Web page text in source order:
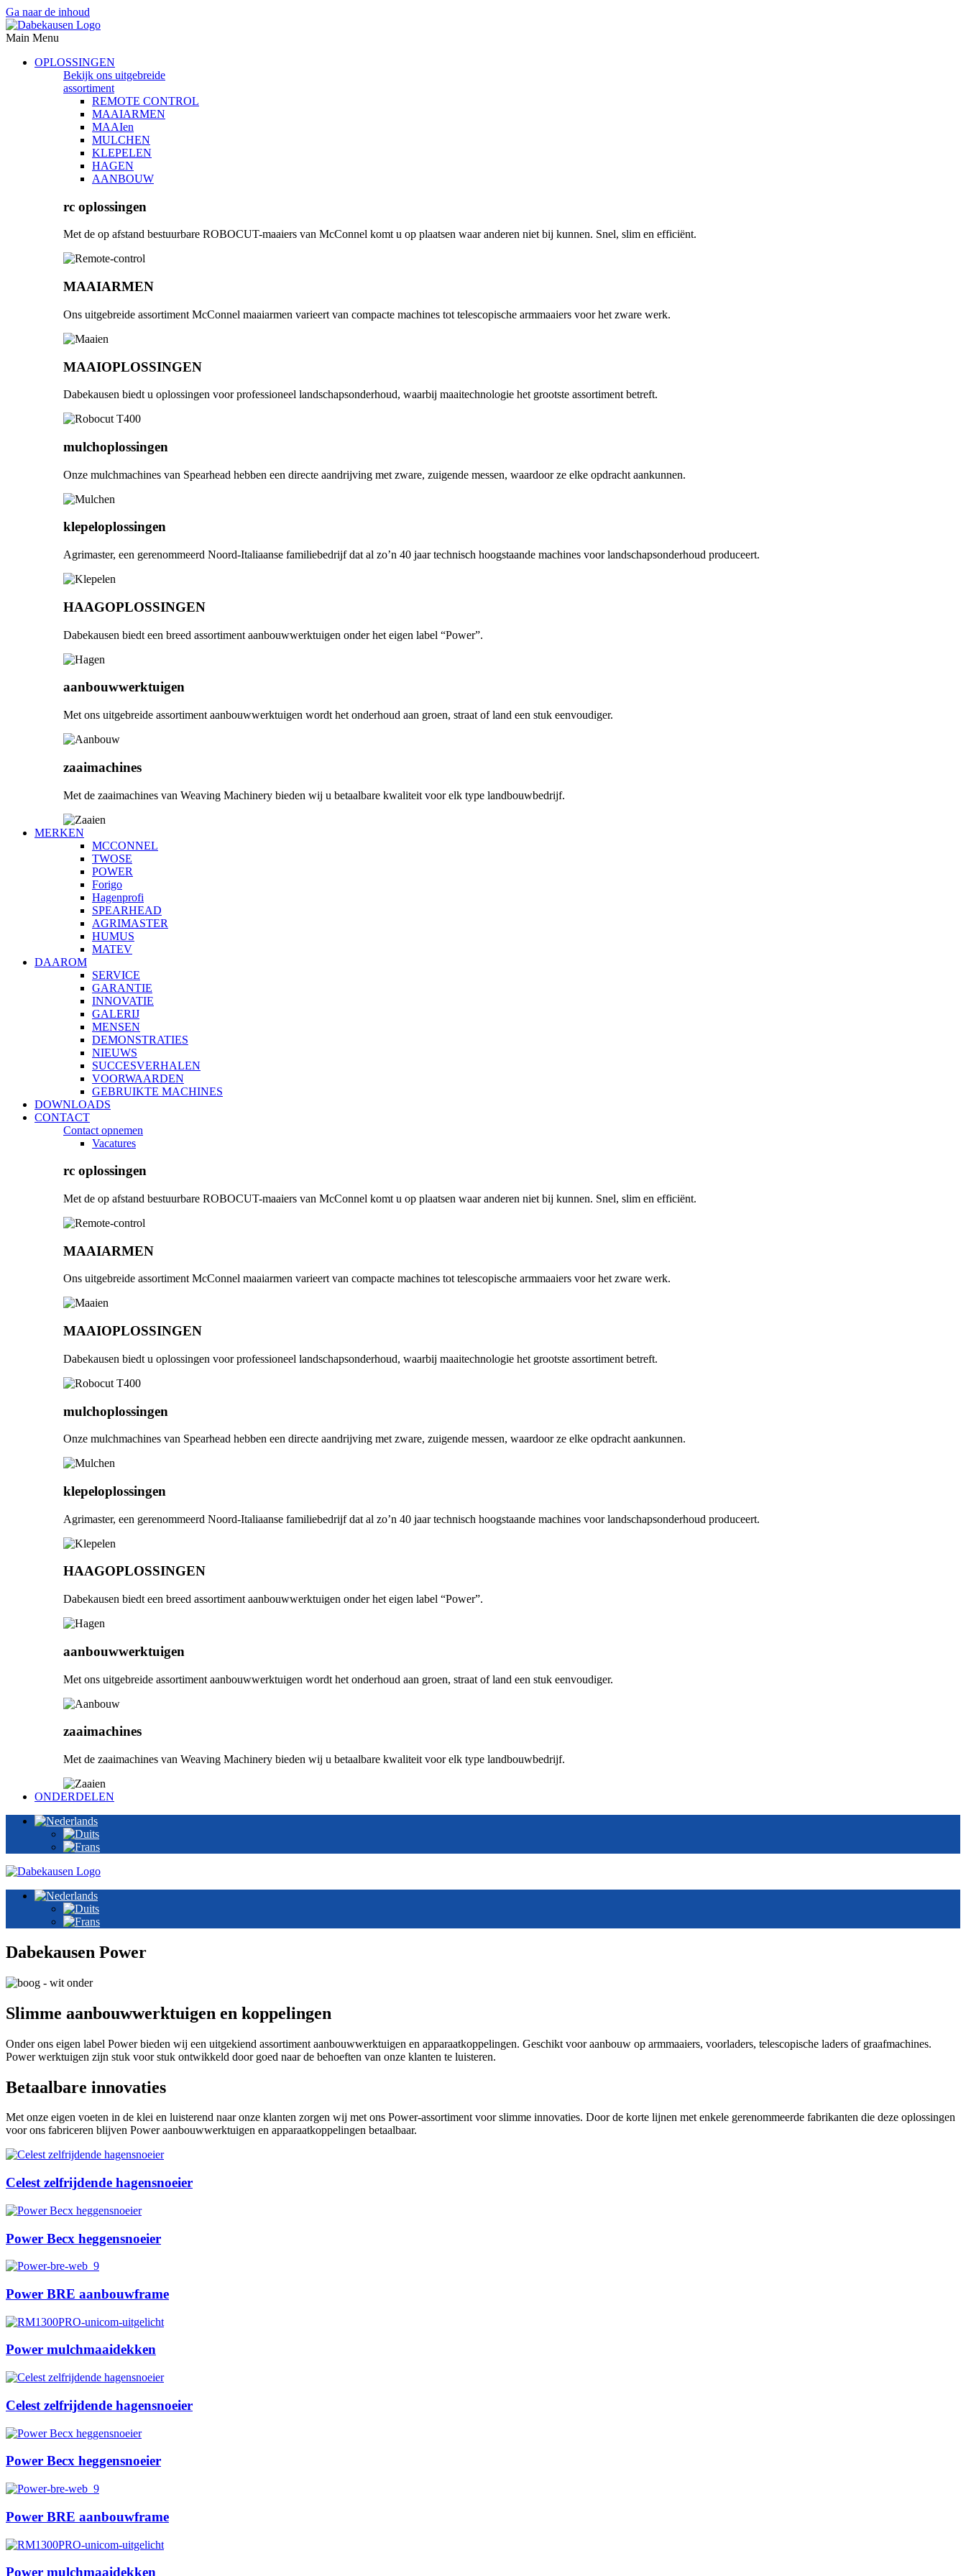
Ga naar de inhoud
Main Menu
OPLOSSINGEN
Bekijk ons uitgebreide
assortiment
REMOTE CONTROL
MAAIARMEN
MAAIen
MULCHEN
KLEPELEN
HAGEN
AANBOUW
rc oplossingen
Met de op afstand bestuurbare ROBOCUT-maaiers van McConnel komt u op plaatsen waar anderen niet bij kunnen. Snel, slim en efficiënt.
MAAIARMEN
Ons uitgebreide assortiment McConnel maaiarmen varieert van compacte machines tot telescopische armmaaiers voor het zware werk.
MAAIOPLOSSINGEN
Dabekausen biedt u oplossingen voor professioneel landschapsonderhoud, waarbij maaitechnologie het grootste assortiment betreft.
mulchoplossingen
Onze mulchmachines van Spearhead hebben een directe aandrijving met zware, zuigende messen, waardoor ze elke opdracht aankunnen.
klepeloplossingen
Agrimaster, een gerenommeerd Noord-Italiaanse familiebedrijf dat al zo’n 40 jaar technisch hoogstaande machines voor landschapsonderhoud produceert.
HAAGOPLOSSINGEN
Dabekausen biedt een breed assortiment aanbouwwerktuigen onder het eigen label “Power”.
aanbouwwerktuigen
Met ons uitgebreide assortiment aanbouwwerktuigen wordt het onderhoud aan groen, straat of land een stuk eenvoudiger.
zaaimachines
Met de zaaimachines van Weaving Machinery bieden wij u betaalbare kwaliteit voor elk type landbouwbedrijf.
MERKEN
MCCONNEL
TWOSE
POWER
Forigo
Hagenprofi
SPEARHEAD
AGRIMASTER
HUMUS
MATEV
DAAROM
SERVICE
GARANTIE
INNOVATIE
GALERIJ
MENSEN
DEMONSTRATIES
NIEUWS
SUCCESVERHALEN
VOORWAARDEN
GEBRUIKTE MACHINES
DOWNLOADS
CONTACT
Contact opnemen
Vacatures
rc oplossingen
Met de op afstand bestuurbare ROBOCUT-maaiers van McConnel komt u op plaatsen waar anderen niet bij kunnen. Snel, slim en efficiënt.
MAAIARMEN
Ons uitgebreide assortiment McConnel maaiarmen varieert van compacte machines tot telescopische armmaaiers voor het zware werk.
MAAIOPLOSSINGEN
Dabekausen biedt u oplossingen voor professioneel landschapsonderhoud, waarbij maaitechnologie het grootste assortiment betreft.
mulchoplossingen
Onze mulchmachines van Spearhead hebben een directe aandrijving met zware, zuigende messen, waardoor ze elke opdracht aankunnen.
klepeloplossingen
Agrimaster, een gerenommeerd Noord-Italiaanse familiebedrijf dat al zo’n 40 jaar technisch hoogstaande machines voor landschapsonderhoud produceert.
HAAGOPLOSSINGEN
Dabekausen biedt een breed assortiment aanbouwwerktuigen onder het eigen label “Power”.
aanbouwwerktuigen
Met ons uitgebreide assortiment aanbouwwerktuigen wordt het onderhoud aan groen, straat of land een stuk eenvoudiger.
zaaimachines
Met de zaaimachines van Weaving Machinery bieden wij u betaalbare kwaliteit voor elk type landbouwbedrijf.
ONDERDELEN
Dabekausen Power
Slimme aanbouwwerktuigen en koppelingen
Onder ons eigen label Power bieden wij een uitgekiend assortiment aanbouwwerktuigen en apparaatkoppelingen. Geschikt voor aanbouw op armmaaiers, voorladers, telescopische laders of graafmachines.
Power werktuigen zijn stuk voor stuk ontwikkeld door goed naar de behoeften van onze klanten te luisteren.
Betaalbare innovaties
Met onze eigen voeten in de klei en luisterend naar onze klanten zorgen wij met ons Power-assortiment voor slimme innovaties. Door de korte lijnen met enkele gerenommeerde fabrikanten die deze oplossingen
voor ons fabriceren blijven Power aanbouwwerktuigen en apparaatkoppelingen betaalbaar.
Celest zelfrijdende hagensnoeier
Power Becx heggensnoeier
Power BRE aanbouwframe
Power mulchmaaidekken
Celest zelfrijdende hagensnoeier
Power Becx heggensnoeier
Power BRE aanbouwframe
Power mulchmaaidekken